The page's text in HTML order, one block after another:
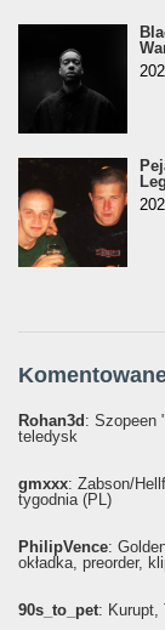
Rohan3d : Szopeen
teledysk
gmxxx: Żabson/
tygodnia (PL)
PhilipVence:
okładka, preorder,
90s_to_pet: Kurupt,